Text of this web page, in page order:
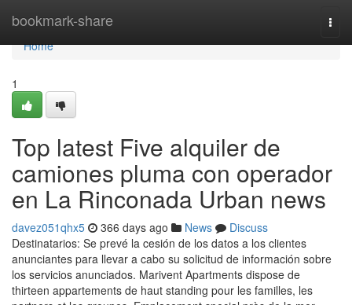
bookmark-share
Home
Home
1
Top latest Five alquiler de
camiones pluma con operador
en La Rinconada Urban news
davez051qhx5 366 days ago News
Discuss
Destinatarios: Se prevé la cesión de los datos a los clientes
anunciantes para llevar a cabo su solicitud de información sobre
los servicios anunciados. Marivent Apartments dispose de
thirteen appartements de haut standing pour les familles, les